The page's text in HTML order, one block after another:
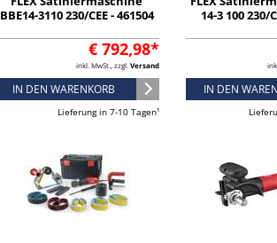
BBE14-3110 230/CEE - 461504
€ 792,98*
inkl. MwSt., zzgl. Versand
IN DEN WARENKORB
Lieferung in 7-10 Tagen¹
14-3 100 230/
IN DEN